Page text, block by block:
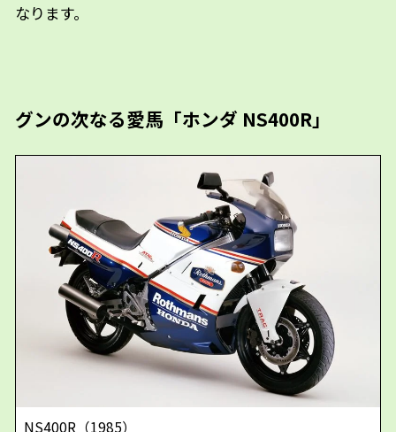
なります。
グンの次なる愛馬「ホンダ NS400R」
NS400R（1985）